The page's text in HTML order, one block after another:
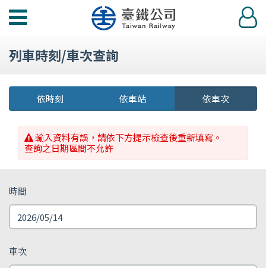
功
選
登
入
列車時刻/車次查詢
依時刻 依車站 依車次
輸入資料有誤，請依下方提示檢查後重新填寫。
查詢之日期區間不允許
時間
車次